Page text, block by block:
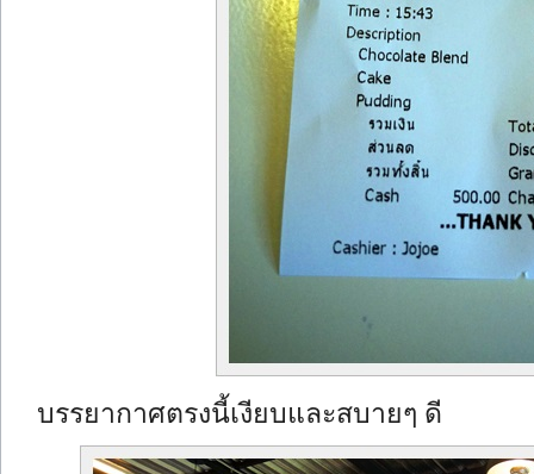
บรรยากาศตรงนี้เงียบและสบายๆ ดี